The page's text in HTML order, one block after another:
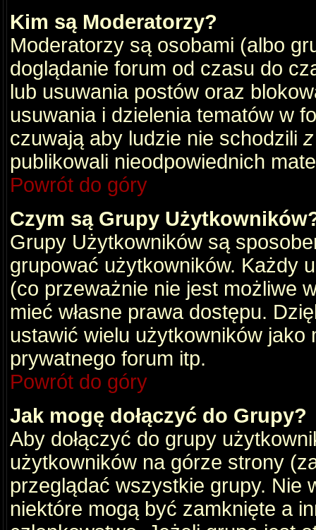
Kim są Moderatorzy?
Moderatorzy są osobami (albo
doglądanie forum od czasu do
lub usuwania postów oraz
usuwania i dzielenia tematów w
czuwają aby ludzie nie schodzili
publikowali nieodpowiednich
Powrót do góry
Czym są Grupy
Grupy Użytkowników są
grupować użytkowników. Każdy
(co przeważnie nie jest możliwe
mieć własne prawa dostępu.
ustawić wielu użytkowników
prywatnego forum itp.
Powrót do góry
Jak mogę dołączyć do Grupy?
Aby dołączyć do grupy
użytkowników na górze strony
przeglądać wszystkie grupy. Nie
niektóre mogą być zamknięte a